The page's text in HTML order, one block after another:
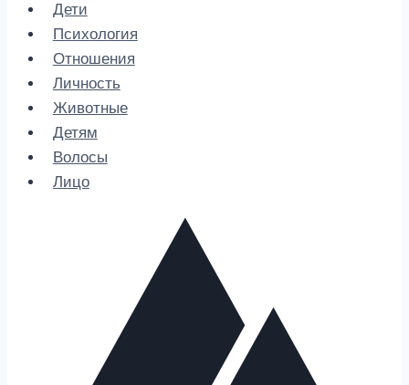
Дети
Психология
Отношения
Личность
Животные
Детям
Волосы
Лицо